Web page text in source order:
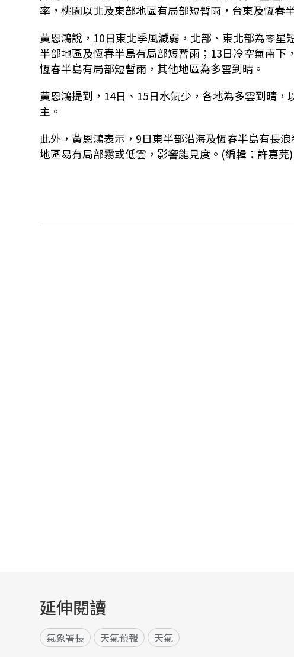
率，桃園以北及東部地區有局部短暫雨，台東及恆春
黃恩鴻說，10日東北季風減弱，北部、東北部為零
半部地區及恆春半島有局部短暫雨；13日冷空氣南
恆春半島有局部短暫雨，其他地區為多雲到晴。
黃恩鴻提到，14日、15日水氣少，各地為多雲到晴
主。
此外，黃恩鴻表示，9日東半部沿海及恆春半島有長
地區易有局部霧或低雲，影響能見度。(編輯：許嘉芫)
延伸閱讀
氣象署長 天氣預報 天氣